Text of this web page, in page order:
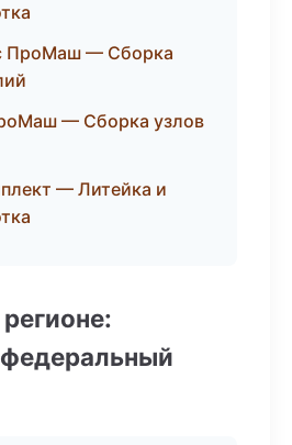
ПроМаш — Сборка
— Сборка узлов
— Литейка и